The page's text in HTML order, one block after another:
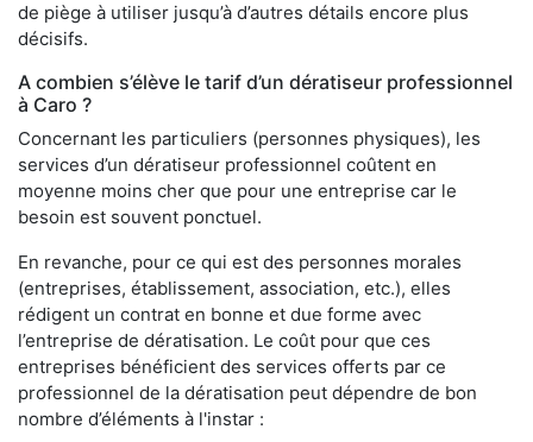
de piège à utiliser jusqu’à d’autres détails encore plus
décisifs.
A combien s’élève le tarif d’un dératiseur professionnel
à Caro ?
Concernant les particuliers (personnes physiques), les
services d’un dératiseur professionnel coûtent en
moyenne moins cher que pour une entreprise car le
besoin est souvent ponctuel.
En revanche, pour ce qui est des personnes morales
(entreprises, établissement, association, etc.), elles
rédigent un contrat en bonne et due forme avec
l’entreprise de dératisation. Le coût pour que ces
entreprises bénéficient des services offerts par ce
professionnel de la dératisation peut dépendre de bon
nombre d’éléments à l'instar :